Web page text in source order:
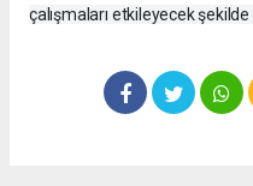
çalışmaları etkileyecek